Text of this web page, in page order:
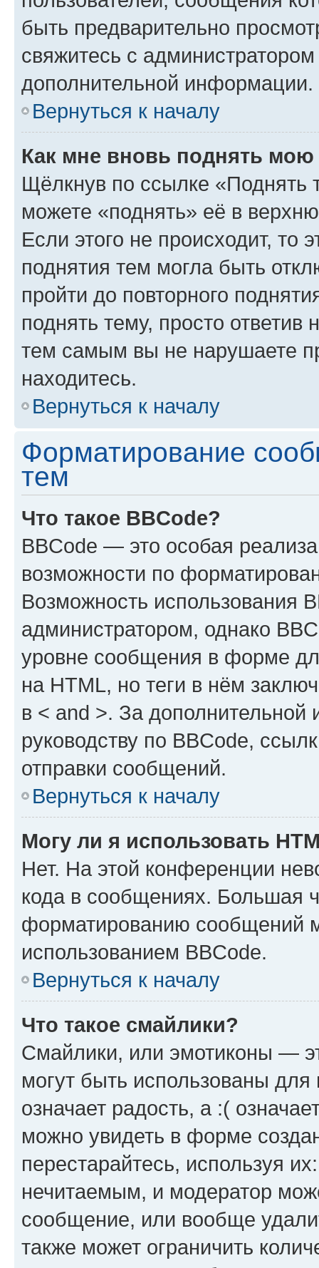
быть предварительно
свяжитесь с
дополнительной информации.
Вернуться к началу
Как мне вновь поднять мою
Щёлкнув по ссылке «Поднять
можете «поднять» её в
Если этого не происходит, то
поднятия тем могла быть
пройти до повторного
поднять тему, просто ответив
тем самым вы не нарушаете
находитесь.
Вернуться к началу
Форматирование
тем
Что такое BBCode?
BBCode — это особая
возможности по
Возможность использования
администратором, однако
уровне сообщения в форме
на HTML, но теги в нём
в < and >. За
руководству по BBCode,
отправки сообщений.
Вернуться к началу
Могу ли я использовать
Нет. На этой конференции
кода в сообщениях. Большая
форматированию сообщений
использованием BBCode.
Вернуться к началу
Что такое смайлики?
Смайлики, или эмотиконы —
могут быть использованы
означает радость, а :(
можно увидеть в форме
перестарайтесь, используя
нечитаемым, и модератор
сообщение, или вообще
также может ограничить